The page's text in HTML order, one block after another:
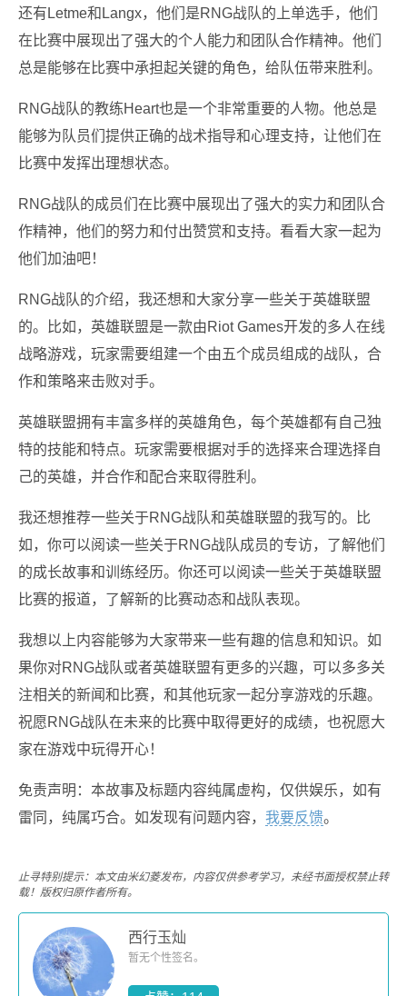
还有Letme和Langx，他们是RNG战队的上单选手，他们
在比赛中展现出了强大的个人能力和团队合作精神。他们
总是能够在比赛中承担起关键的角色，给队伍带来胜利。
RNG战队的教练Heart也是一个非常重要的人物。他总是
能够为队员们提供正确的战术指导和心理支持，让他们在
比赛中发挥出理想状态。
RNG战队的成员们在比赛中展现出了强大的实力和团队合
作精神，他们的努力和付出赞赏和支持。看看大家一起为
他们加油吧！
RNG战队的介绍，我还想和大家分享一些关于英雄联盟
的。比如，英雄联盟是一款由Riot Games开发的多人在线
战略游戏，玩家需要组建一个由五个成员组成的战队，合
作和策略来击败对手。
英雄联盟拥有丰富多样的英雄角色，每个英雄都有自己独
特的技能和特点。玩家需要根据对手的选择来合理选择自
己的英雄，并合作和配合来取得胜利。
我还想推荐一些关于RNG战队和英雄联盟的我写的。比
如，你可以阅读一些关于RNG战队成员的专访，了解他们
的成长故事和训练经历。你还可以阅读一些关于英雄联盟
比赛的报道，了解新的比赛动态和战队表现。
我想以上内容能够为大家带来一些有趣的信息和知识。如
果你对RNG战队或者英雄联盟有更多的兴趣，可以多多关
注相关的新闻和比赛，和其他玩家一起分享游戏的乐趣。
祝愿RNG战队在未来的比赛中取得更好的成绩，也祝愿大
家在游戏中玩得开心！
免责声明：本故事及标题内容纯属虚构，仅供娱乐，如有
雷同，纯属巧合。如发现有问题内容， 我要反馈。
止寻特别提示：本文由米幻菱发布，内容仅供参考学习，未经书面授权禁止转
载！版权归原作者所有。
西行玉灿
暂无个性签名。